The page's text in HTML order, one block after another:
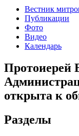
Вестник
Публикации
Фото
Видео
Календарь
Протоиерей
открыта к
Разделы